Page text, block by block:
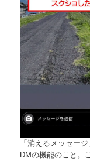
「消えるメッセー
DMの機能のこと。